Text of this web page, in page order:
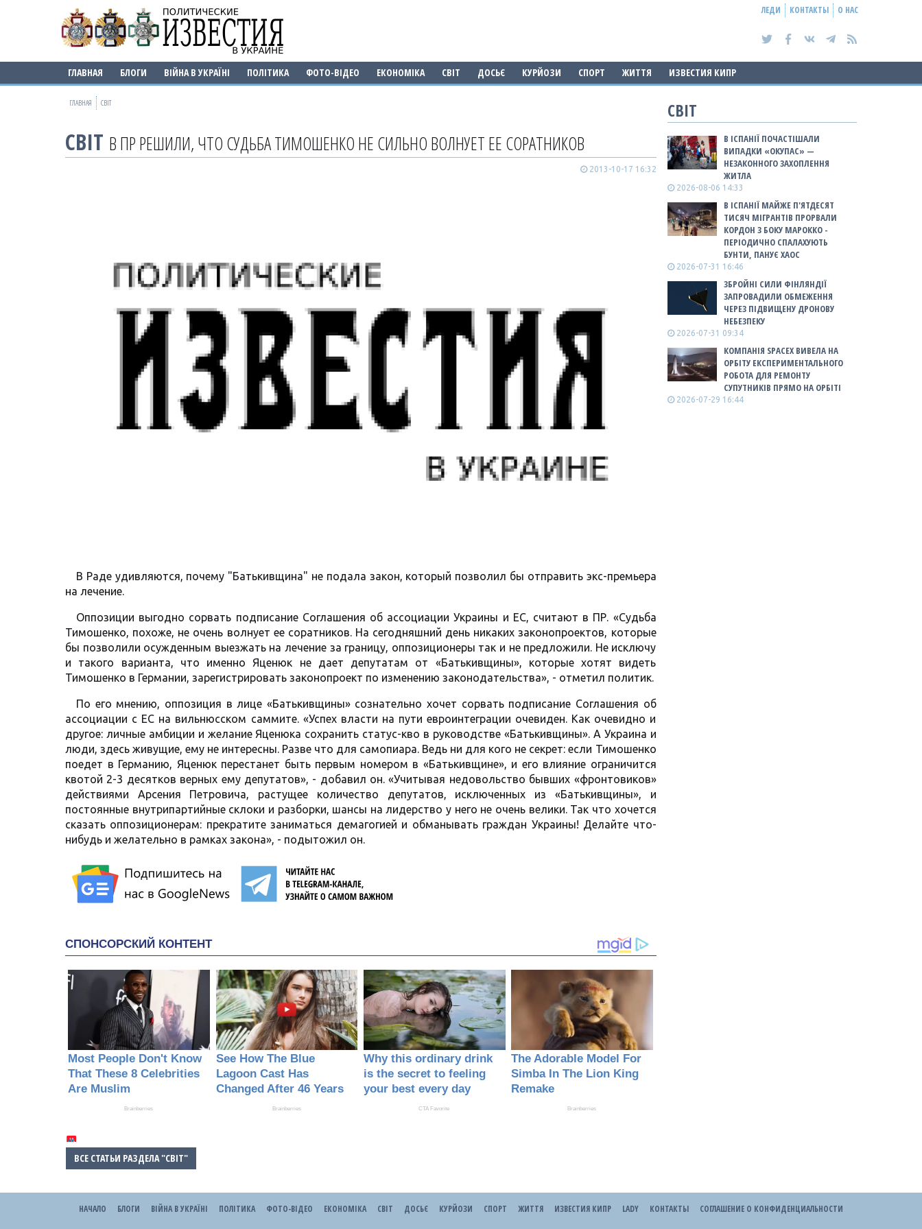
ЛЕДИ КОНТАКТЫ О НАС
ГЛАВНАЯ БЛОГИ ВІЙНА В УКРАЇНІ ПОЛІТИКА ФОТО-ВІДЕО ЕКОНОМІКА СВІТ ДОСЬЄ КУРЙОЗИ СПОРТ ЖИТТЯ ИЗВЕСТИЯ КИПР
ГЛАВНАЯ СВІТ
СВІТ В ПР РЕШИЛИ, ЧТО СУДЬБА ТИМОШЕНКО НЕ СИЛЬНО ВОЛНУЕТ ЕЕ СОРАТНИКОВ
2013-10-17 16:32
В Раде удивляются, почему "Батькивщина" не подала закон, который позволил бы отправить экс-премьера
на лечение.
Оппозиции выгодно сорвать подписание Соглашения об ассоциации Украины и ЕС, считают в ПР. «Судьба
Тимошенко, похоже, не очень волнует ее соратников. На сегодняшний день никаких законопроектов, которые
бы позволили осужденным выезжать на лечение за границу, оппозиционеры так и не предложили. Не исключу
и такого варианта, что именно Яценюк не дает депутатам от «Батькивщины», которые хотят видеть
Тимошенко в Германии, зарегистрировать законопроект по изменению законодательства», - отметил политик.
По его мнению, оппозиция в лице «Батькивщины» сознательно хочет сорвать подписание Соглашения об
ассоциации с ЕС на вильнюсском саммите. «Успех власти на пути евроинтеграции очевиден. Как очевидно и
другое: личные амбиции и желание Яценюка сохранить статус-кво в руководстве «Батькивщины». А Украина и
люди, здесь живущие, ему не интересны. Разве что для самопиара. Ведь ни для кого не секрет: если Тимошенко
поедет в Германию, Яценюк перестанет быть первым номером в «Батькивщине», и его влияние ограничится
квотой 2-3 десятков верных ему депутатов», - добавил он. «Учитывая недовольство бывших «фронтовиков»
действиями Арсения Петровича, растущее количество депутатов, исключенных из «Батькивщины», и
постоянные внутрипартийные склоки и разборки, шансы на лидерство у него не очень велики. Так что хочется
сказать оппозиционерам: прекратите заниматься демагогией и обманывать граждан Украины! Делайте что-
нибудь и желательно в рамках закона», - подытожил он.
ВСЕ СТАТЬИ РАЗДЕЛА "СВІТ"
СВІТ
В ІСПАНІЇ ПОЧАСТІШАЛИ
ВИПАДКИ «ОКУПАС» —
НЕЗАКОННОГО ЗАХОПЛЕННЯ
ЖИТЛА
2026-08-06 14:33
В ІСПАНІЇ МАЙЖЕ П'ЯТДЕСЯТ
ТИСЯЧ МІГРАНТІВ ПРОРВАЛИ
КОРДОН З БОКУ МАРОККО -
ПЕРІОДИЧНО СПАЛАХУЮТЬ
БУНТИ, ПАНУЄ ХАОС
2026-07-31 16:46
ЗБРОЙНІ СИЛИ ФІНЛЯНДІЇ
ЗАПРОВАДИЛИ ОБМЕЖЕННЯ
ЧЕРЕЗ ПІДВИЩЕНУ ДРОНОВУ
НЕБЕЗПЕКУ
2026-07-31 09:34
КОМПАНІЯ SPACEX ВИВЕЛА НА
ОРБІТУ ЕКСПЕРИМЕНТАЛЬНОГО
РОБОТА ДЛЯ РЕМОНТУ
СУПУТНИКІВ ПРЯМО НА ОРБІТІ
2026-07-29 16:44
НАЧАЛО БЛОГИ ВІЙНА В УКРАЇНІ ПОЛІТИКА ФОТО-ВІДЕО ЕКОНОМІКА СВІТ ДОСЬЄ КУРЙОЗИ СПОРТ ЖИТТЯ ИЗВЕСТИЯ КИПР LADY КОНТАКТЫ СОГЛАШЕНИЕ О КОНФИДЕНЦИАЛЬНОСТИ